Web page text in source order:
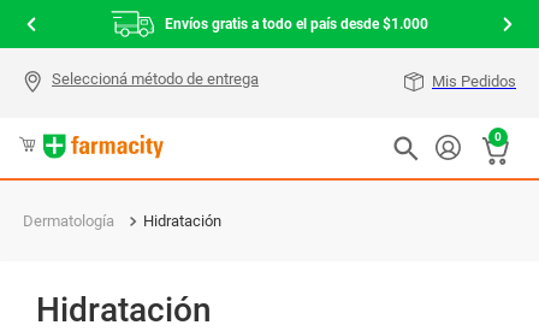
Envíos gratis a todo el país desde $1.000
Mis Pedidos
0
Dermatología Hidratación
Hidratación